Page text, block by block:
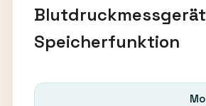
Speicherfunktion